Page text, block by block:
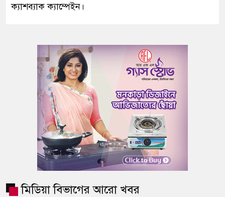
ক্যাশব্যাক ক্যাম্পেইন।
মিডিয়া বিভাগের আরো খবর